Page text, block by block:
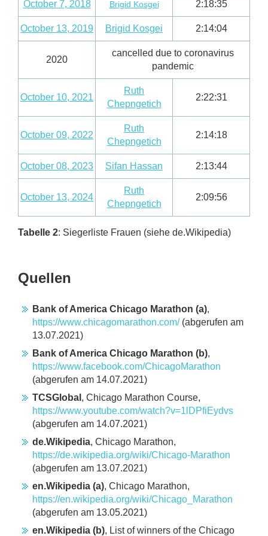
October 7, 2018 Brigid Kosgei 2:18:35
October 13, 2019 Brigid Kosgei 2:14:04
2020
cancelled due to coronavirus
pandemic
October 10, 2021
Ruth
Chepngetich
2:22:31
October 09, 2022
Ruth
Chepngetich
2:14:18
October 08, 2023 Sifan Hassan 2:13:44
October 13, 2024
Ruth
Chepngetich
2:09:56
Tabelle 2: Siegerliste Frauen (siehe de.Wikipedia)
Quellen
Bank of America Chicago Marathon (a),
https://www.chicagomarathon.com/(abgerufen am
13.07.2021)
Bank of America Chicago Marathon (b),
https://www.facebook.com/ChicagoMarathon
(abgerufen am 14.07.2021)
TCSGlobal , Chicago Marathon Course,
https://www.youtube.com/watch?v=1lDPfiEydvs
(abgerufen am 14.07.2021)
de.Wikipedia, Chicago Marathon,
https://de.wikipedia.org/wiki/Chicago-Marathon
(abgerufen am 13.07.2021)
en.Wikipedia (a), Chicago Marathon,
https://en.wikipedia.org/wiki/Chicago_Marathon
(abgerufen am 13.05.2021)
en.Wikipedia (b), List of winners of the Chicago